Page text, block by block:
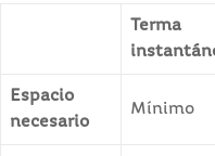
Terma
Espacio
necesario
Mínimo